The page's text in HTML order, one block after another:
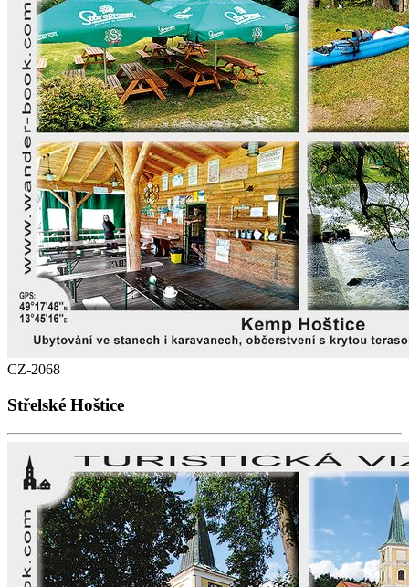
CZ-2068
Střelské Hoštice